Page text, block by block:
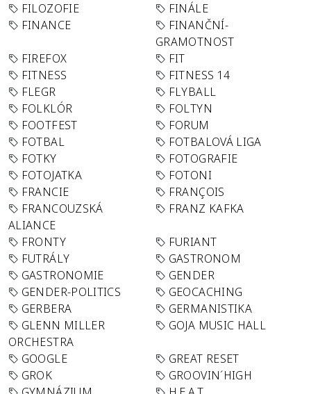
FILOZOFIE
FINÁLE
FINANCE
FINANČNÍ-
GRAMOTNOST
FIREFOX
FIT
FITNESS
FITNESS 14
FLEGR
FLYBALL
FOLKLÓR
FOLTYN
FOOTFEST
FORUM
FOTBAL
FOTBALOVÁ LIGA
FOTKY
FOTOGRAFIE
FOTOJATKA
FOTONI
FRANCIE
FRANÇOIS
FRANCOUZSKÁ
ALIANCE
FRANZ KAFKA
FRONTY
FURIANT
FUTRÁLY
GASTRONOM
GASTRONOMIE
GENDER
GENDER-POLITICS
GEOCACHING
GERBERA
GERMANISTIKA
GLENN MILLER
ORCHESTRA
GOJA MUSIC HALL
GOOGLE
GREAT RESET
GROK
GROOVIN´HIGH